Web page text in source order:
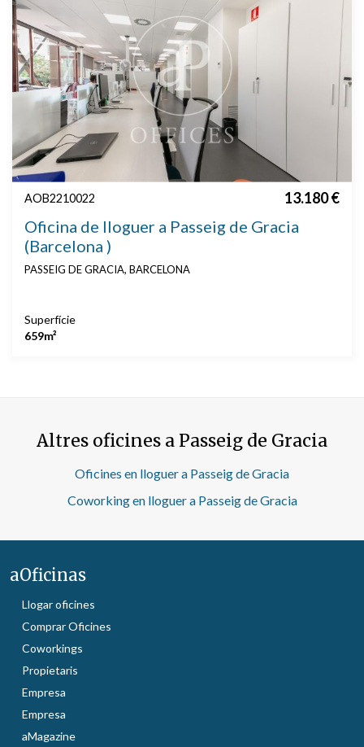
AOB2210022 13.180 €
Oficina de lloguer a Passeig de Gracia
(Barcelona )
PASSEIG DE GRACIA, BARCELONA
Superfície
659m²
Altres oficines a Passeig de Gracia
Oficines en lloguer a Passeig de Gracia
Coworking en lloguer a Passeig de Gracia
aOficinas
Llogar oficines
Comprar Oficines
Coworkings
Propietaris
Empresa
Empresa
aMagazine